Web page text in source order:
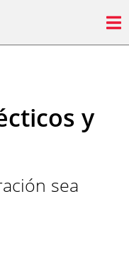
y
sea